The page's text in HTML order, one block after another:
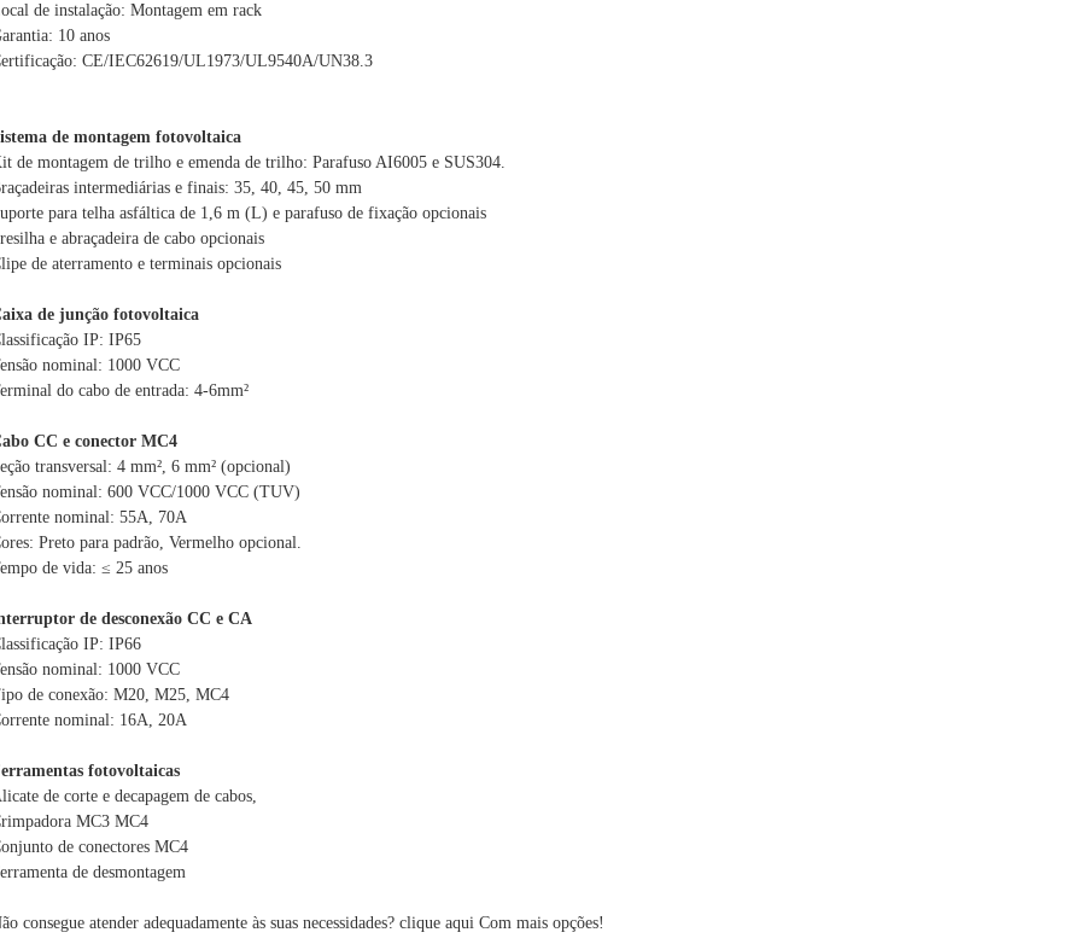
de instalação: Montagem em rack
10 anos
CE/IEC62619/UL1973/UL9540A/UN38.3
de montagem fotovoltaica
de montagem de trilho e emenda de trilho: Parafuso AI6005 e SUS304.
intermediárias e finais: 35, 40, 45, 50 mm
para telha asfáltica de 1,6 m (L) e parafuso de fixação opcionais
e abraçadeira de cabo opcionais
de aterramento e terminais opcionais
de junção fotovoltaica
IP: IP65
nominal: 1000 VCC
do cabo de entrada: 4-6mm²
CC e conector MC4
transversal: 4 mm², 6 mm² (opcional)
nominal: 600 VCC/1000 VCC (TUV)
nominal: 55A, 70A
Preto para padrão, Vermelho opcional.
de vida: ≤ 25 anos
de desconexão CC e CA
IP: IP66
nominal: 1000 VCC
de conexão: M20, M25, MC4
nominal: 16A, 20A
fotovoltaicas
de corte e decapagem de cabos,
MC3 MC4
de conectores MC4
de desmontagem
consegue atender adequadamente às suas necessidades? clique aqui Com mais opções!